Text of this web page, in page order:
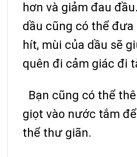
hơn và giảm đau
dầu cũng có thể đưa
hít, mùi của dầu sẽ
quên đi cảm giác đi
Bạn cũng có thể
giọt vào nước tắm
thể thư giãn.